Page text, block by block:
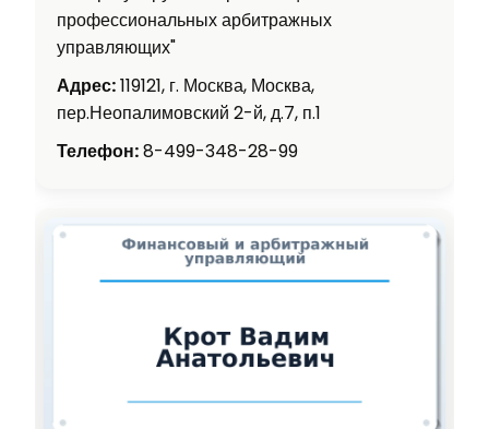
профессиональных арбитражных
управляющих"
Адрес:119121, г. Москва, Москва,
пер.Неопалимовский 2-й, д.7, п.1
Телефон:8-499-348-28-99